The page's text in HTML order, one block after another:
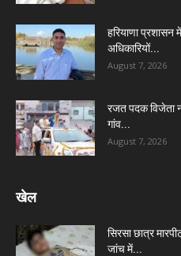
हरियाणा
अधिकारियों...
August 7, 2026
रजत पदक विजेता
गांव...
August 7, 2026
खेल
सिरसा छात्र
जांच में...